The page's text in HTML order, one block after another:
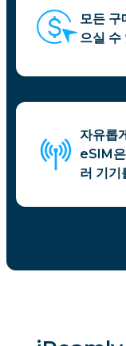
모든
으실 수
자유롭
eSIM
러 기기